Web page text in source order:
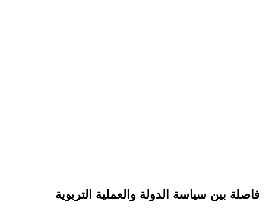
فاصلة بين سياسة الدولة والعملية التربوية